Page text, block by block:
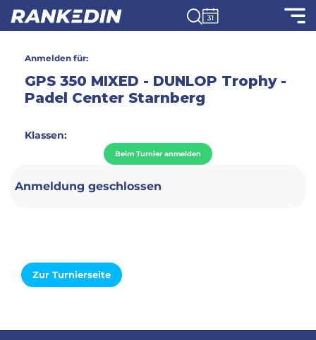
Anmelden für:
GPS 350 MIXED - DUNLOP Trophy -
Padel Center Starnberg
Klassen:
Beim Turnier anmelden
Anmeldung geschlossen
Zur Turnierseite